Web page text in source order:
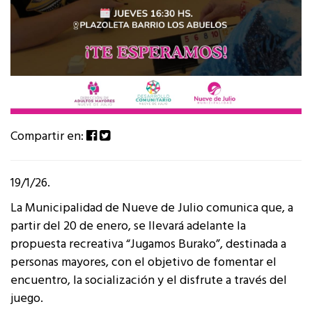
Compartir en:
19/1/26.
La Municipalidad de Nueve de Julio comunica que, a
partir del 20 de enero, se llevará adelante la
propuesta recreativa “Jugamos Burako”, destinada a
personas mayores, con el objetivo de fomentar el
encuentro, la socialización y el disfrute a través del
juego.